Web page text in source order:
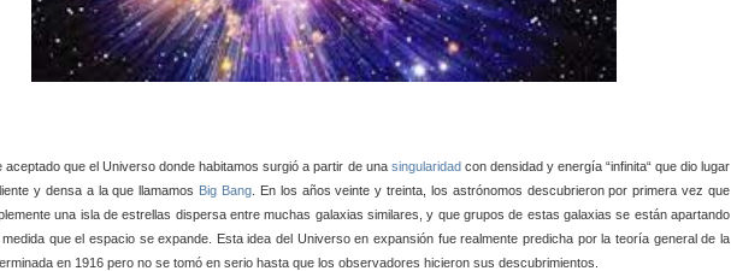
aceptado que el Universo donde habitamos surgió a partir de una singularidadcon densidad y energía “infinita“ que dio lugar
y densa a la que llamamos Big Bang . En los años veinte y treinta, los astrónomos descubrieron por primera vez que
una isla de estrellas dispersa entre muchas galaxias similares, y que grupos de estas galaxias se están apartando
que el espacio se expande. Esta idea del Universo en expansión fue realmente predicha por la teoría general de la
terminada en 1916 pero no se tomó en serio hasta que los observadores hicieron sus descubrimientos.